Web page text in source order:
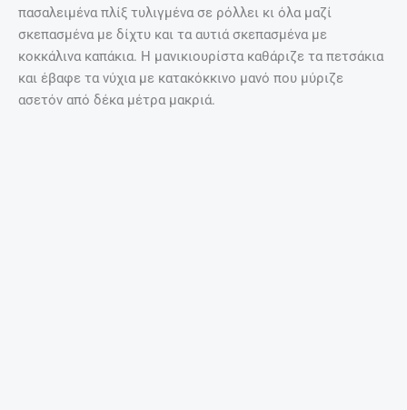
πασαλειμένα πλίξ τυλιγμένα σε ρόλλει κι όλα μαζί
σκεπασμένα με δίχτυ και τα αυτιά σκεπασμένα με
κοκκάλινα καπάκια. Η μανικιουρίστα καθάριζε τα πετσάκια
και έβαφε τα νύχια με κατακόκκινο μανό που μύριζε
ασετόν από δέκα μέτρα μακριά.